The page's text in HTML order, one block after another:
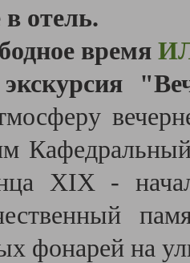
отель.
время
XIX -
фонарей на